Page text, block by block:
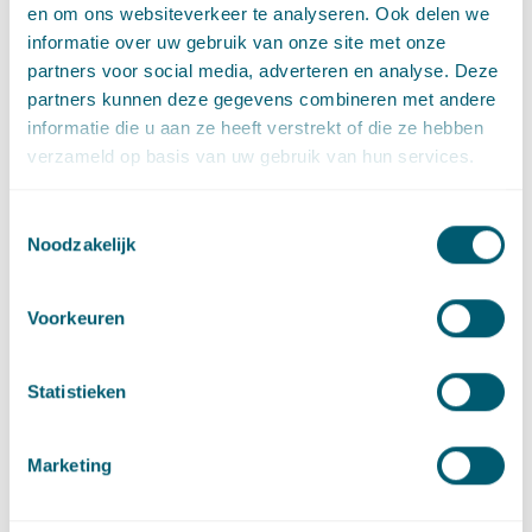
en om ons websiteverkeer te analyseren. Ook delen we
informatie over uw gebruik van onze site met onze
partners voor social media, adverteren en analyse. Deze
partners kunnen deze gegevens combineren met andere
informatie die u aan ze heeft verstrekt of die ze hebben
verzameld op basis van uw gebruik van hun services.
Noodzakelijk
Voorkeuren
Statistieken
Marketing
Luuk Sieverink
Senior advocaat
E: Stuur een e-mail naar Luuk Sieverink
luuk.sieverink@pelsrijcken.nl
T:Bel naar Luuk Sieverink
+31 70 515 3914